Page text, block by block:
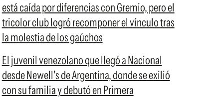
está caída por diferencias con Gremio, pero el
tricolor club logró recomponer el vínculo tras
la molestia de los gaúchos
El juvenil venezolano que llegó a Nacional
desde Newell's de Argentina, donde se exilió
con su familia y debutó en Primera